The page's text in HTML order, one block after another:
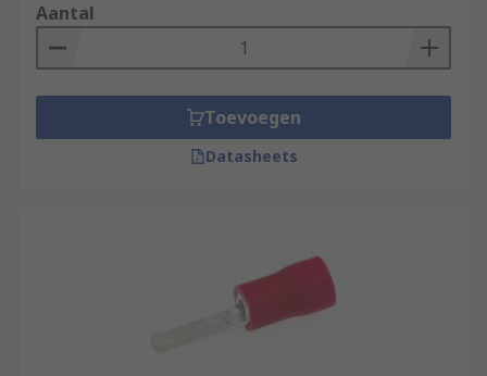
Aantal
Toevoegen
Datasheets